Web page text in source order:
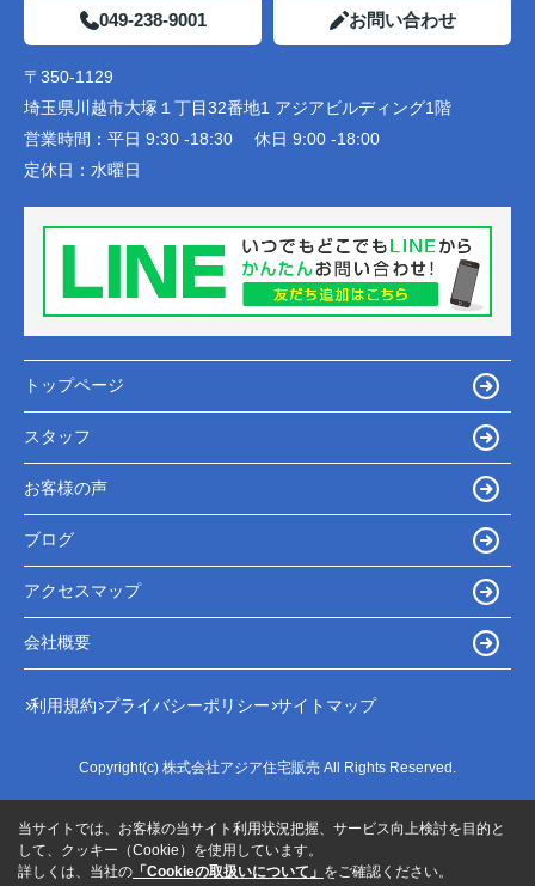
049-238-9001 お問い合わせ
〒350-1129
埼玉県川越市大塚１丁目32番地1 アジアビルディング1階
営業時間： 平日 9:30 -18:30 休日 9:00 -18:00
定休日： 水曜日
トップページ
スタッフ
お客様の声
ブログ
アクセスマップ
会社概要
利用規約 プライバシーポリシー サイトマップ
Copyright(c) 株式会社アジア住宅販売 All Rights Reserved.
当サイトでは、お客様の当サイト利用状況把握、サービス向上検討を目的と
して、クッキー（Cookie）を使用しています。
詳しくは、当社の 「Cookieの取扱いについて」 をご確認ください。